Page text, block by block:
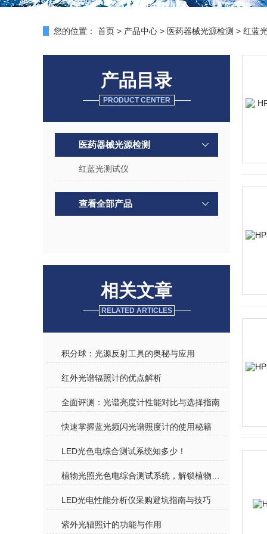
您的位置： 首页 > 产品中心 > 医药器械光源检测 > 红蓝
产品目录
PRODUCT CENTER
医药器械光源检测
红蓝光测试仪
查看全部产品
相关文章
RELATED ARTICLES
积分球：光源反射工具的奥秘与应用
红外光谱辐照计的优点解析
全面评测：光谱亮度计性能对比与选择指南
快速掌握蓝光频闪光谱照度计的使用秘籍
LED光色电综合测试系统知多少！
LED光电性能分析仪采购避坑指南与技巧
紫外光辐照计的功能与作用